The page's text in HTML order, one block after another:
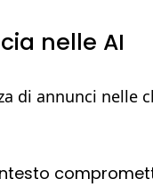
nelle AI
di annunci nelle